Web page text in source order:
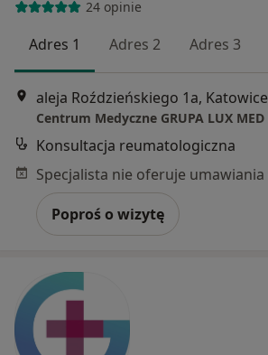
24 opinie
Adres 1 Adres 2 Adres 3
aleja Roździeńskiego 1a, Katowice
Konsultacja reumatologiczna
Poproś o wizytę